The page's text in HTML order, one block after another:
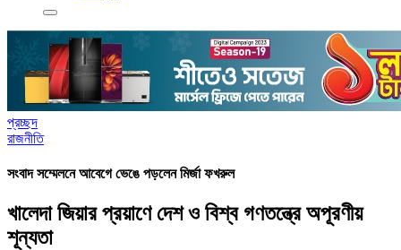
প্রচ্ছদ
রাজনীতি
সংবাদ সম্মেলনে আবেগে ভেঙে পড়লেন মির্জা ফখরুল
খালেদা জিয়ার প্রয়াণে দেশ ও বিশ্ব গণতন্ত্রে অপূরণীয়
শূন্যতা